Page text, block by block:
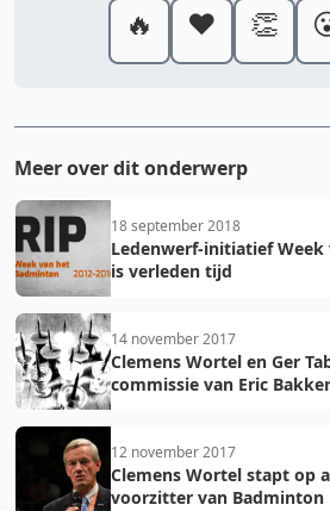
🔥 ❤️ 👏
Meer over dit onderwerp
18 september 2018
Ledenwerf-initiatief
is verleden tijd
14 november 2017
Clemens Wortel en Ger
commissie van Eric
12 november 2017
Clemens Wortel stapt op
voorzitter van Badminton